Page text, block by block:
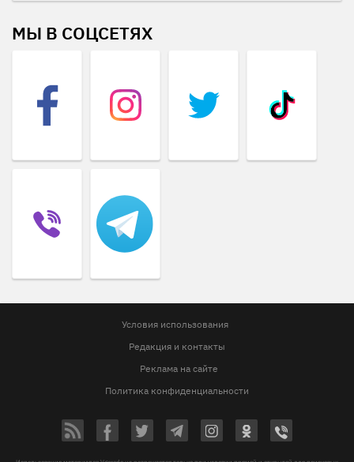
МЫ В СОЦСЕТЯХ
Условия использования
Редакция и контакты
Реклама на сайте
Политика конфиденциальности